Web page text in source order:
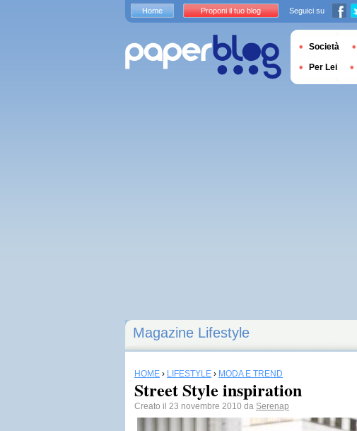
Magazine Lifestyle
HOME › LIFESTYLE › MODA E TREND
Street Style inspiration
Creato il 23 novembre 2010 da Serenap
Home Proponi il tuo blog Seguici su
Società
Per Lei